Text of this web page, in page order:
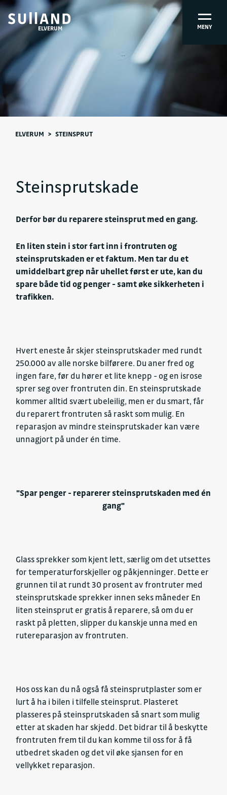
ELVERUM MENY
ELVERUM > STEINSPRUT
Steinsprutskade
Derfor bør du reparere steinsprut med en gang.
En liten stein i stor fart inn i frontruten og
steinsprutskaden er et faktum. Men tar du et
umiddelbart grep når uhellet først er ute, kan du
spare både tid og penger - samt øke sikkerheten i
trafikken.
Hvert eneste år skjer steinsprutskader med rundt
250.000 av alle norske bilførere. Du aner fred og
ingen fare, før du hører et lite knepp - og en isrose
sprer seg over frontruten din. En steinsprutskade
kommer alltid svært ubeleilig, men er du smart, får
du reparert frontruten så raskt som mulig. En
reparasjon av mindre steinsprutskader kan være
unnagjort på under én time.
"Spar penger - reparerer steinsprutskaden med én
gang"
Glass sprekker som kjent lett, særlig om det utsettes
for temperaturforskjeller og påkjenninger. Dette er
grunnen til at rundt 30 prosent av frontruter med
steinsprutskade sprekker innen seks måneder En
liten steinsprut er gratis å reparere, så om du er
raskt på pletten, slipper du kanskje unna med en
rutereparasjon av frontruten.
Hos oss kan du nå også få steinsprutplaster som er
lurt å ha i bilen i tilfelle steinsprut. Plasteret
plasseres på steinsprutskaden så snart som mulig
etter at skaden har skjedd. Det bidrar til å beskytte
frontruten frem til du kan komme til oss for å få
utbedret skaden og det vil øke sjansen for en
vellykket reparasjon.